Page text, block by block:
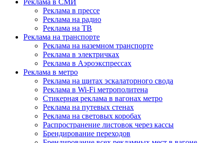
Реклама в СМИ
Реклама в прессе
Реклама на радио
Реклама на ТВ
Реклама на транспорте
Реклама на наземном транспорте
Реклама в электричках
Реклама в Аэроэкспрессах
Реклама в метро
Реклама на щитах эскалаторного свода
Реклама в Wi-Fi метрополитена
Стикерная реклама в вагонах метро
Реклама на путевых стенах
Реклама на световых коробах
Распространение листовок через кассы
Брендирование переходов